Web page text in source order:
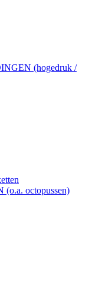
(hogedruk /
octopussen)